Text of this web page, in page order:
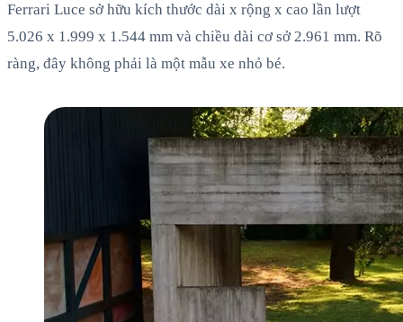
Ferrari Luce sở hữu kích thước dài x rộng x cao lần lượt
5.026 x 1.999 x 1.544 mm và chiều dài cơ sở 2.961 mm. Rõ
ràng, đây không phải là một mẫu xe nhỏ bé.